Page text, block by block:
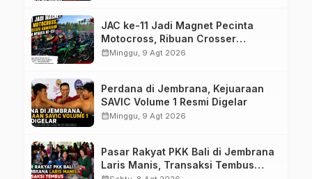
JAC ke-11 Jadi Magnet Pecinta
Motocross, Ribuan Crosser
Ramaikan HUT Kota Negara ke-131
calendar_monthMinggu, 9 Agt 2026
Perdana di Jembrana, Kejuaraan
SAVIC Volume 1 Resmi Digelar
calendar_monthMinggu, 9 Agt 2026
Pasar Rakyat PKK Bali di Jembrana
Laris Manis, Transaksi Tembus